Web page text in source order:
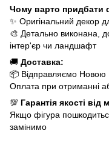
Чому варто придбати
✨ Оригінальний декор
🎨 Детально виконана,
інтер'єр чи ландшафт
🚚 Доставка:
📦 Відправляємо Новою
Оплата при отриманні
💯 Гарантія якості від
Якщо фігура
замінимо